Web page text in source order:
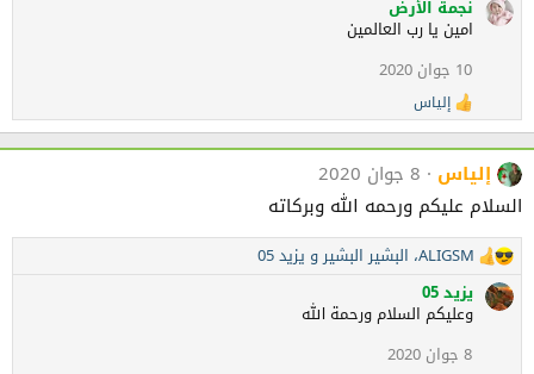
ت
ف
ع
ل
ا
ت
:
نجمة الأرض
امين يا رب العالمين
10 جوان 2020
ا
ل
ت
ف
ا
ع
ل
ا
ت
إلياس
إلياس 8 جوان 2020
السلام عليكم ورحمه الله وبركاته
ا
ل
ت
ALIGSM، البشير البشيرو يزيد 05
يزيد 05
وعليكم السلام ورحمة الله
8 جوان 2020